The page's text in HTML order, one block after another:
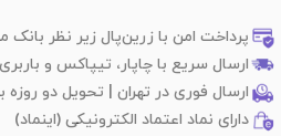
پرداخت امن با زرین‌پال زیر نظر بانک
ارسال سریع با چاپار، تیپاکس و
ارسال فوری در تهران | تحویل دو روزه
دارای نماد اعتماد الکترونیکی (اینماد)